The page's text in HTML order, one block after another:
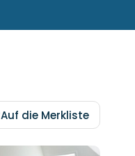
Auf die Merkliste